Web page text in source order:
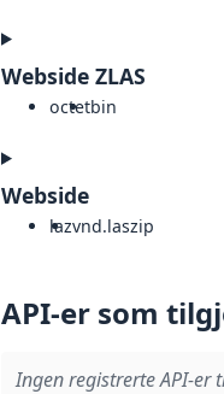
Webside ZLAS
octetbin
Webside
lazvnd.laszip
API-er som
Ingen registrerte API-er